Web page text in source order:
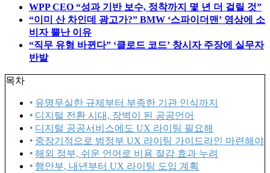
WPP CEO “성과 기반 보수, 정착까지 몇 년 더 걸릴 것”
“이미 산 차인데 광고가?” BMW ‘스파이더맨’ 영상에 소
비자 뿔난 이유
“직무 유형 바뀐다” ‘클로드 코드’ 창시자 주장에 실무자
반발
목차
유명무실한 규제부터 부족한 기관 인식까지
디지털 전환 시대, 장벽이 된 공공언어
디지털 공공서비스에도 UX 라이팅 필요해
중장기적으로 범정부 UX 라이팅 가이드라인 마련해야
해외 정부, 쉬운 언어로 비용 절감 효과 누려
행안부, 내년부터 UX 라이팅 도입 계획